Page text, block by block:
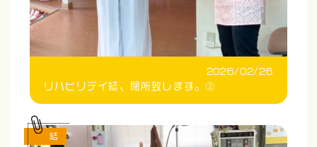
2026/02/26
リハビリデイ結、閉所致します。③
結